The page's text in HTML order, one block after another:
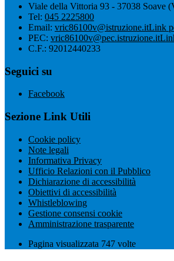
Viale della Vittoria 93 - 37038 Soave
Tel: 045 2225800
Email: vric86100v@istruzione.itLink
PEC: vric86100v@pec.istruzione.it
C.F.: 92012440233
Seguici su
Facebook
Sezione Link Utili
Cookie policy
Note legali
Informativa Privacy
Ufficio Relazioni con il Pubblico
Dichiarazione di accessibilità
Obiettivi di accessibilità
Whistleblowing
Gestione consensi cookie
Amministrazione trasparente
Pagina visualizzata 747 volte